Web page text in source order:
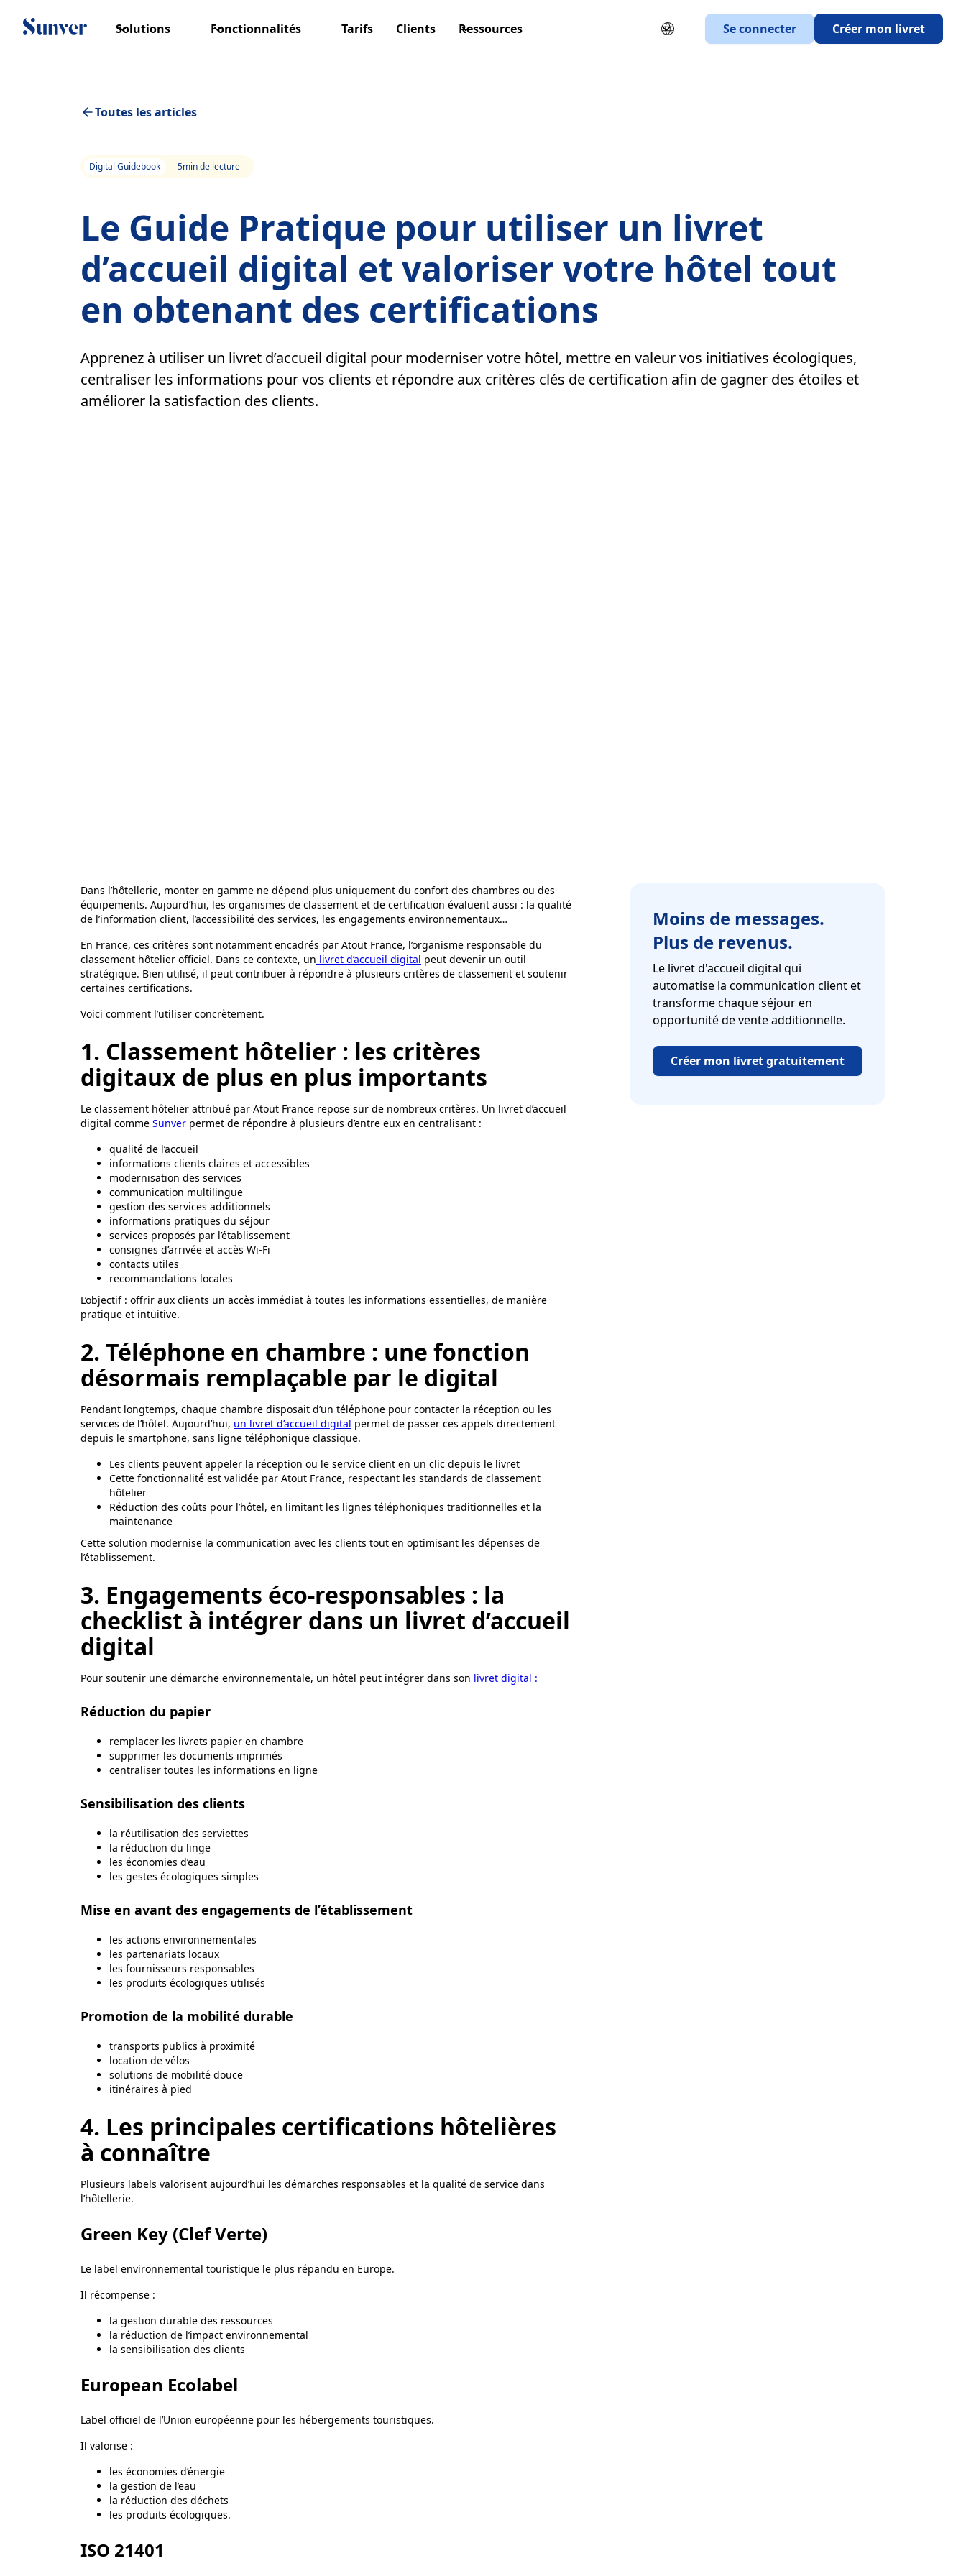
Solutions Fonctionnalités Tarifs Clients Ressources Se connecter Créer mon livret
Toutes les articles
Digital Guidebook 5min de lecture
Le Guide Pratique pour utiliser un livret
d’accueil digital et valoriser votre hôtel tout
en obtenant des certifications
Apprenez à utiliser un livret d’accueil digital pour moderniser votre hôtel, mettre en valeur vos initiatives écologiques,
centraliser les informations pour vos clients et répondre aux critères clés de certification afin de gagner des étoiles et
améliorer la satisfaction des clients.
Dans l’hôtellerie, monter en gamme ne dépend plus uniquement du confort des chambres ou des
équipements. Aujourd’hui, les organismes de classement et de certification évaluent aussi : la qualité
de l’information client, l’accessibilité des services, les engagements environnementaux…
En France, ces critères sont notamment encadrés par Atout France, l’organisme responsable du
classement hôtelier officiel. Dans ce contexte, un livret d’accueil digital peut devenir un outil
stratégique. Bien utilisé, il peut contribuer à répondre à plusieurs critères de classement et soutenir
certaines certifications.
Voici comment l’utiliser concrètement.
1. Classement hôtelier : les critères
digitaux de plus en plus importants
Le classement hôtelier attribué par Atout France repose sur de nombreux critères. Un livret d’accueil
digital comme Sunver permet de répondre à plusieurs d’entre eux en centralisant :
qualité de l’accueil
informations clients claires et accessibles
modernisation des services
communication multilingue
gestion des services additionnels
informations pratiques du séjour
services proposés par l’établissement
consignes d’arrivée et accès Wi-Fi
contacts utiles
recommandations locales
L’objectif : offrir aux clients un accès immédiat à toutes les informations essentielles, de manière
pratique et intuitive.
2. Téléphone en chambre : une fonction
désormais remplaçable par le digital
Pendant longtemps, chaque chambre disposait d’un téléphone pour contacter la réception ou les
services de l’hôtel. Aujourd’hui, un livret d’accueil digital permet de passer ces appels directement
depuis le smartphone, sans ligne téléphonique classique.
Les clients peuvent appeler la réception ou le service client en un clic depuis le livret
Cette fonctionnalité est validée par Atout France, respectant les standards de classement
hôtelier
Réduction des coûts pour l’hôtel, en limitant les lignes téléphoniques traditionnelles et la
maintenance
Cette solution modernise la communication avec les clients tout en optimisant les dépenses de
l’établissement.
3. Engagements éco-responsables : la
checklist à intégrer dans un livret d’accueil
digital
Pour soutenir une démarche environnementale, un hôtel peut intégrer dans son livret digital :
Réduction du papier
remplacer les livrets papier en chambre
supprimer les documents imprimés
centraliser toutes les informations en ligne
Sensibilisation des clients
la réutilisation des serviettes
la réduction du linge
les économies d’eau
les gestes écologiques simples
Mise en avant des engagements de l’établissement
les actions environnementales
les partenariats locaux
les fournisseurs responsables
les produits écologiques utilisés
Promotion de la mobilité durable
transports publics à proximité
location de vélos
solutions de mobilité douce
itinéraires à pied
4. Les principales certifications hôtelières
à connaître
Plusieurs labels valorisent aujourd’hui les démarches responsables et la qualité de service dans
l’hôtellerie.
Green Key (Clef Verte)
Le label environnemental touristique le plus répandu en Europe.
Il récompense :
la gestion durable des ressources
la réduction de l’impact environnemental
la sensibilisation des clients
European Ecolabel
Label officiel de l’Union européenne pour les hébergements touristiques.
Il valorise :
les économies d’énergie
la gestion de l’eau
la réduction des déchets
les produits écologiques.
ISO 21401
Moins de messages.
Plus de revenus.
Le livret d'accueil digital qui
automatise la communication client et
transforme chaque séjour en
opportunité de vente additionnelle.
Créer mon livret gratuitement